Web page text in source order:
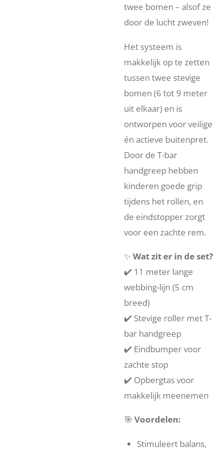
twee bomen – alsof ze
door de lucht zweven!
Het systeem is
makkelijk op te zetten
tussen twee stevige
bomen (6 tot 9 meter
uit elkaar) en is
ontworpen voor veilige
én actieve buitenpret.
Door de T-bar
handgreep hebben
kinderen goede grip
tijdens het rollen, en
de eindstopper zorgt
voor een zachte rem.
✨ Wat zit er in de set?
✔️ 11 meter lange
webbing-lijn (5 cm
breed)
✔️ Stevige roller met T-
bar handgreep
✔️ Eindbumper voor
zachte stop
✔️ Opbergtas voor
makkelijk meenemen
🎯 Voordelen:
Stimuleert balans,